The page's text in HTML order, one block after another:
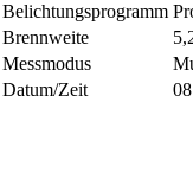
Belichtungsprogramm
Brennweite
Messmodus
Datum/Zeit